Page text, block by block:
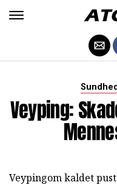
Sundhed
Veyping:
Veypingom kaldet